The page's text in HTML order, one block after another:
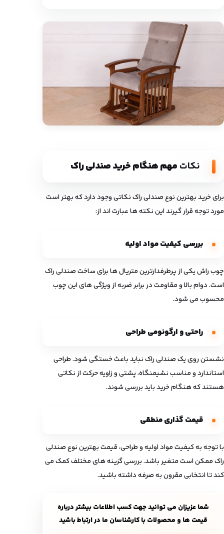
نکات مهم هنگام خرید صندلی راک
برای خرید بهترین نوع صندلی راک نکاتی وجود دارد که بهتر است
مورد توجه قرار گیرند این نکته ها عبارت اند از:
بررسی کیفیت مواد اولیه
چوب راش یکی از پرطرفدارترین متریال ‌ها برای ساخت صندلی راک
است. دوام بالا و مقاومت در برابر ضربه از ویژگی ‌های این چوب
محسوب می ‌شود.
راحتی و ارگونومی طراحی
نشستن روی یک صندلی راک نباید باعث خستگی شود. طراحی
استاندارد و مناسب نشیمنگاه، پشتی و زاویه حرکت از نکاتی
هستند که هنگام خرید باید بررسی شوند.
قیمت گذاری منطقی
با توجه به کیفیت مواد اولیه و طراحی، قیمت بهترین نوع صندلی
راک ممکن است متغیر باشد. بررسی گزینه های مختلف کمک می
‌کند تا انتخابی مقرون ‌به ‌صرفه داشته باشید.
شما عزیزان می توانید جهت کسب اطلاعات بیشتر درباره
قیمت ها و محصولات با کارشناسان ما در ارتباط باشید